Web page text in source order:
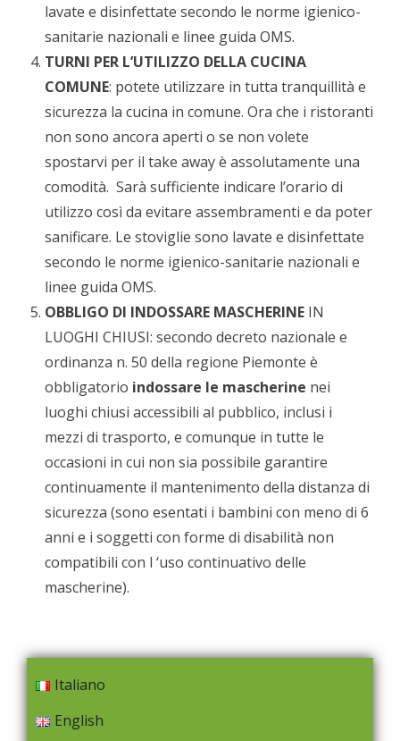
lavate e disinfettate secondo le norme igienico-
sanitarie nazionali e linee guida OMS.
TURNI PER L’UTILIZZO DELLA CUCINA
COMUNE: potete utilizzare in tutta tranquillità e
sicurezza la cucina in comune. Ora che i ristoranti
non sono ancora aperti o se non volete
spostarvi per il take away è assolutamente una
comodità. Sarà sufficiente indicare l’orario di
utilizzo così da evitare assembramenti e da poter
sanificare. Le stoviglie sono lavate e disinfettate
secondo le norme igienico-sanitarie nazionali e
linee guida OMS.
OBBLIGO DI INDOSSARE MASCHERINE IN
LUOGHI CHIUSI: secondo decreto nazionale e
ordinanza n. 50 della regione Piemonte è
obbligatorio indossare le mascherine nei
luoghi chiusi accessibili al pubblico, inclusi i
mezzi di trasporto, e comunque in tutte le
occasioni in cui non sia possibile garantire
continuamente il mantenimento della distanza di
sicurezza (sono esentati i bambini con meno di 6
anni e i soggetti con forme di disabilità non
compatibili con l ‘uso continuativo delle
mascherine).
Italiano
English